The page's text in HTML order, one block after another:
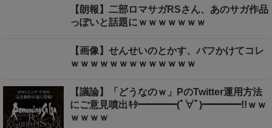
【朗報】二部ロマサガRSさん、あのサガ作品
っぽいと話題にｗｗｗｗｗｗｗ
【画像】せんせいのとかす、バフかけてコレ
ｗｗｗｗｗｗｗｗｗｗｗｗｗ
【議論】「どうなのｗ」PのTwitter運用方法
にご意見噴出ｷﾀ━━━━(ﾟ∀ﾟ)━━━━!!ｗｗ
ｗｗｗｗ